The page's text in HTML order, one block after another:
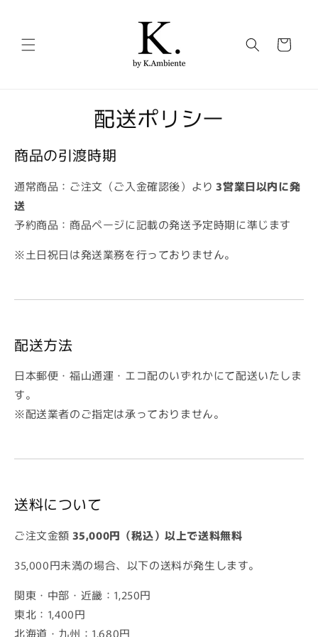
ー
配送ポリシー
商品の引渡時期
通常商品：ご注文（ご入金確認後）より3営業日以内に発
送
予約商品：商品ページに記載の発送予定時期に準じます
※土日祝日は発送業務を行っておりません。
配送方法
日本郵便・福山通運・エコ配のいずれかにて配送いたしま
す。
※配送業者のご指定は承っておりません。
送料について
ご注文金額 35,000円（税込）以上で送料無料
35,000円未満の場合、以下の送料が発生します。
関東・中部・近畿：1,250円
東北：1,400円
北海道・九州：1,680円